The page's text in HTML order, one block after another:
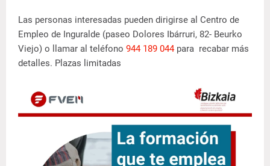
Las personas interesadas pueden dirigirse al Centro de
Empleo de Inguralde (paseo Dolores Ibárruri, 82- Beurko
Viejo) o llamar al teléfono 944 189 044para recabar más
detalles. Plazas limitadas